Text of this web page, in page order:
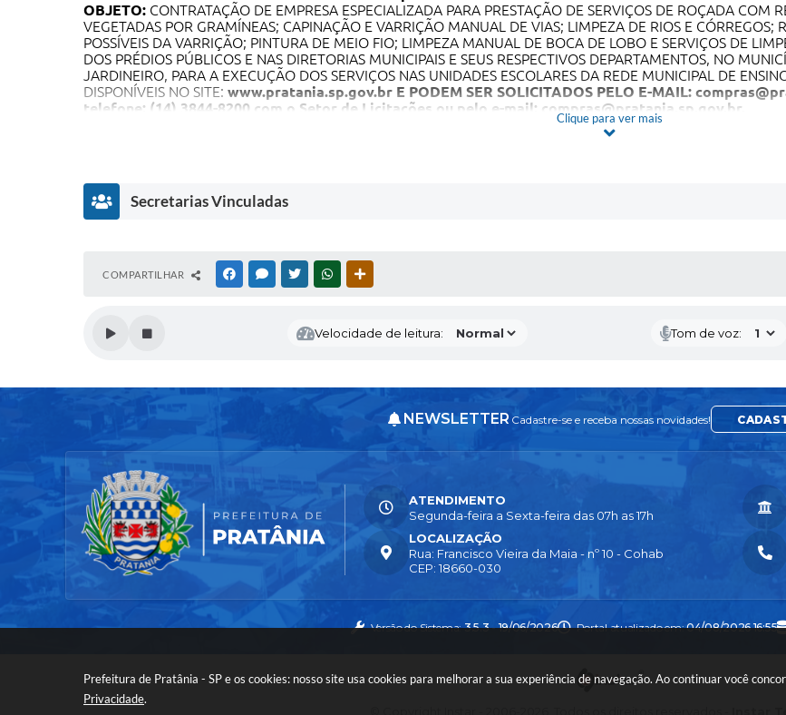
Prefeitura de Pratânia - SP e os cookies: nosso site usa cookies para melhorar a sua experiência de navegação. Ao continuar você
Privacidade.
OBJETO: CONTRATAÇÃO DE EMPRESA ESPECIALIZADA PARA PRESTAÇÃO DE SERVIÇOS DE ROÇADA COM
VEGETADAS POR GRAMÍNEAS; CAPINAÇÃO E VARRIÇÃO MANUAL DE VIAS; LIMPEZA DE RIOS E
POSSÍVEIS DA VARRIÇÃO; PINTURA DE MEIO FIO; LIMPEZA MANUAL DE BOCA DE LOBO E SERVIÇOS DE
DOS PRÉDIOS PÚBLICOS E NAS DIRETORIAS MUNICIPAIS E SEUS RESPECTIVOS DEPARTAMENTOS, NO
JARDINEIRO, PARA A EXECUÇÃO DOS SERVIÇOS NAS UNIDADES ESCOLARES DA REDE MUNICIPAL DE
DISPONÍVEIS NO SITE: www.pratania.sp.gov.br E PODEM SER SOLICITADOS PELO E-MAIL:
telefone: (14) 3844-8200 com o Setor de Licitações ou pelo e-mail: compras@pratania.sp.gov.br
Clique para ver mais
Secretarias Vinculadas
D
I
I
E
S
I
Ç
E
S
A
COMPARTILHAR FACEBOOKMESSENGER
TWITTERWHATSAPP
Velocidade de leitura: Tom de voz:
NEWSLETTER Cadastre-se e receba nossas novidades!
LOCALIZAÇÃO
Rua: Francisco Vieira da Maia - nº 10 - Cohab
CEP: 18660-030
ATENDIMENTO
Segunda-feira a Sexta-feira das 07h as 17h
Versão do Sistema:3.5.3 - 19/06/2026 Portal atualizado em:04/08/2026 16:55